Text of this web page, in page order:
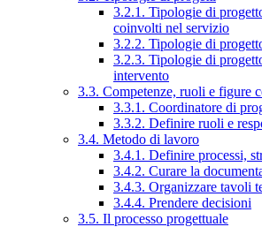
3.2.1. Tipologie di
coinvolti nel servizio
3.2.2. Tipologie di
3.2.3. Tipologie di
intervento
3.3. Competenze, ruoli e figure
3.3.1. Coordinatore di
3.3.2. Definire ruoli e
3.4. Metodo di lavoro
3.4.1. Definire processi,
3.4.2. Curare la
3.4.3. Organizzare tavoli
3.4.4. Prendere decisioni
3.5. Il processo progettuale